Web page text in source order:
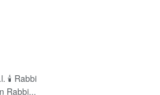
🕯 Rabbi
Rabbi...